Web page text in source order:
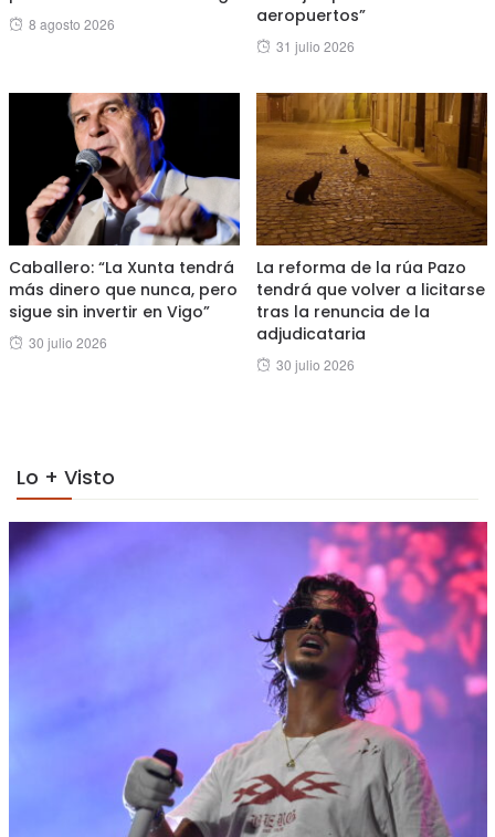
Posted
8 agosto 2026
aeropuertos”
Posted
31 julio 2026
Caballero: “La Xunta tendrá
más dinero que nunca, pero
sigue sin invertir en Vigo”
Posted
30 julio 2026
La reforma de la rúa Pazo
tendrá que volver a licitarse
tras la renuncia de la
adjudicataria
Posted
30 julio 2026
Lo + Visto